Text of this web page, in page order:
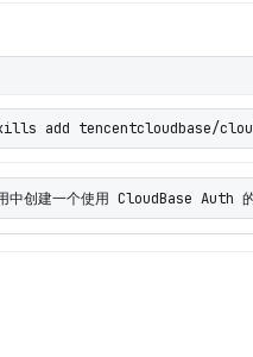
add tencentcloudbase/
创建一个使用 CloudBase Auth 的